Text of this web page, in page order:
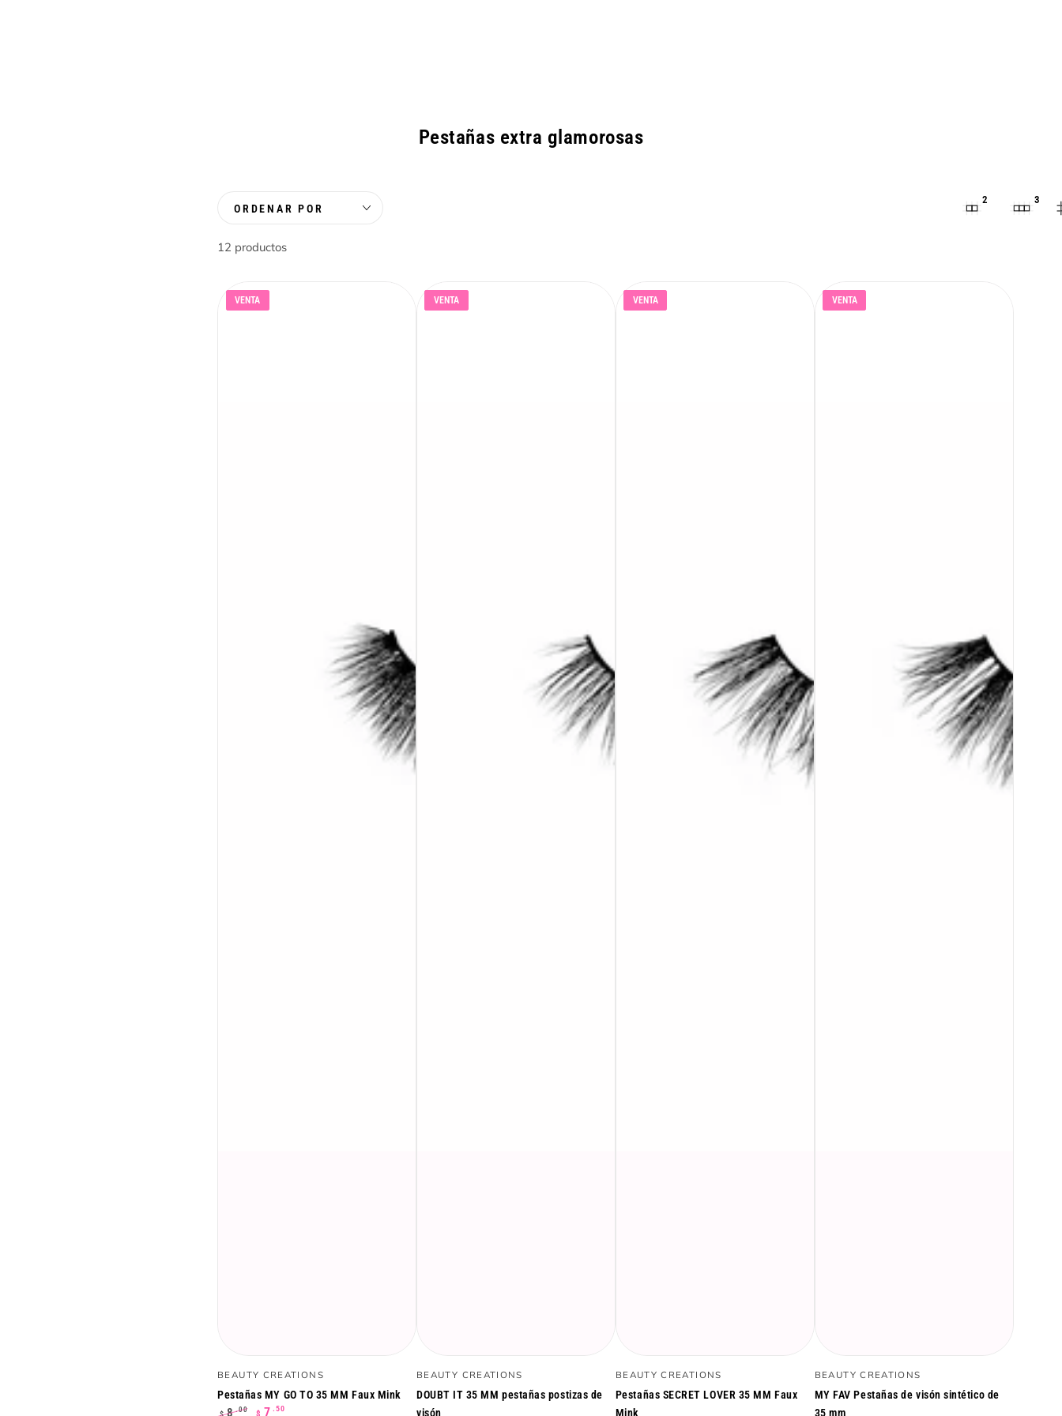
Colección:
Pestañas extra glamorosas
ORDENAR POR
2 3
12 productos
Pestañas
MY
GO
Vendedor:
BEAUTY CREATIONS
Pestañas MY GO TO 35 MM Faux Mink
$ 8 .00 $ 7 .50
VENTA
DOUBT
IT
35
Vendedor:
BEAUTY CREATIONS
DOUBT IT 35 MM pestañas postizas de
VENTA
Pestañas
SECRET
LOVER
Vendedor:
BEAUTY CREATIONS
Pestañas SECRET LOVER 35 MM Faux
VENTA
MY
FAV
Pestañas
Vendedor:
BEAUTY CREATIONS
MY FAV Pestañas de visón sintético de
VENTA